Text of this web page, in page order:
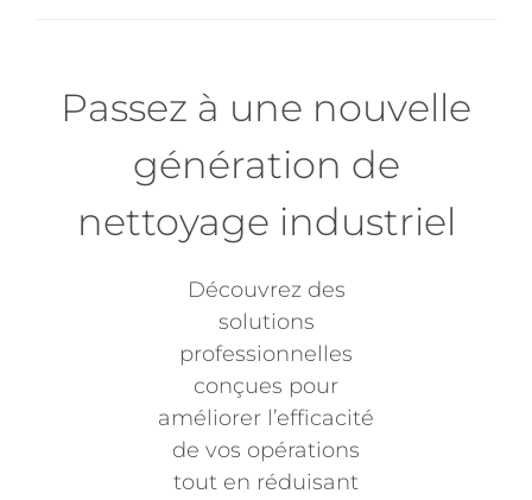
Passez à une nouvelle
génération de
nettoyage industriel
Découvrez des
solutions
professionnelles
conçues pour
améliorer l’efficacité
de vos opérations
tout en réduisant